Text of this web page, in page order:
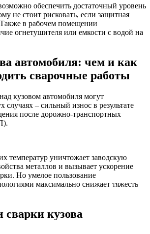
обеспечить достаточный уровень
не стоит рисковать, если защитная
Также в рабочем помещении
огнетушителя или емкости с водой на
автомобиля: чем и как
сварочные работы
кузовом автомобиля могут
случаях – сильный износ в результате
после дорожно-транспортных
температур уничтожает заводскую
металлов и вызывает ускорение
Но умелое пользование
максимально снижает тяжесть
сварки кузова